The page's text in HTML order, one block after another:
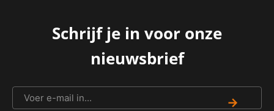
Schrijf je in voor onze
nieuwsbrief
→